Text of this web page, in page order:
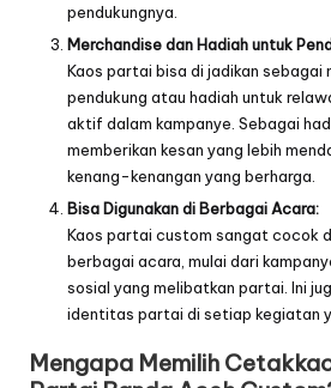
pendukungnya.
Merchandise dan Hadiah untuk
Kaos partai bisa di jadikan sebagai
pendukung atau hadiah untuk
aktif dalam kampanye. Sebagai
memberikan kesan yang lebih
kenang-kenangan yang berharga.
Bisa Digunakan di Berbagai Acara:
Kaos partai custom sangat cocok
berbagai acara, mulai dari
sosial yang melibatkan partai. Ini
identitas partai di setiap kegiatan
Mengapa Memilih